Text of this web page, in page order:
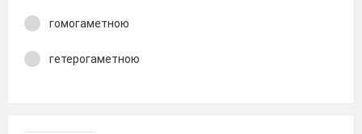
гомогаметною
гетерогаметною